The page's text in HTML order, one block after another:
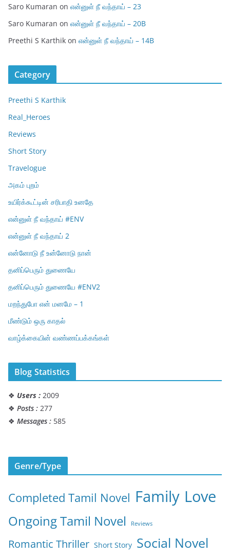
Saro Kumaran on என்னுள் நீ வந்தாய் – 23
Saro Kumaran on என்னுள் நீ வந்தாய் – 20B
Preethi S Karthik on என்னுள் நீ வந்தாய் – 14B
Category
Preethi S Karthik
Real_Heroes
Reviews
Short Story
Travelogue
அகம் புறம்
உயிர்க்கூட்டின் சரிபாதி உனதே
என்னுள் நீ வந்தாய் #ENV
என்னுள் நீ வந்தாய் 2
என்னோடு நீ உன்னோடு நான்
தனிப்பெரும் துணையே
தனிப்பெரும் துணையே #ENV2
மறந்துபோ என் மனமே – 1
மீண்டும் ஒரு காதல்
வாழ்க்கையின் வண்ணப்பக்கங்கள்
Blog Statistics
❖ Users : 2009
❖ Posts : 277
❖ Messages : 585
Genre/Type
Completed Tamil Novel Family Love
Ongoing Tamil Novel Reviews
Romantic Thriller Short Story Social Novel